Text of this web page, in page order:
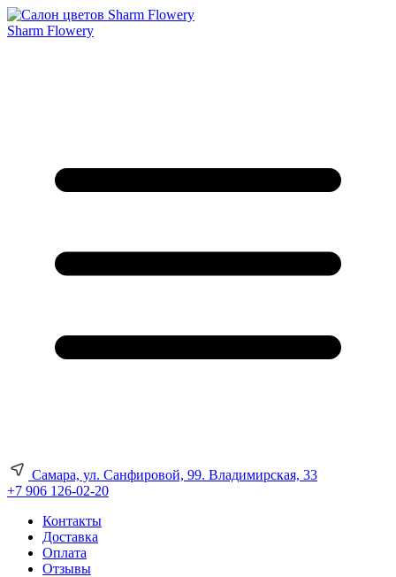
Sharm Flowery
Самара, ул. Санфировой, 99. Владимирская, 33
+7 906 126-02-20
Контакты
Доставка
Оплата
Отзывы